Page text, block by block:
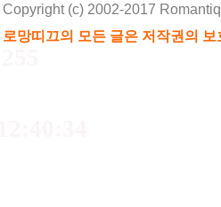
Copyright (c) 2002-2017
로망띠끄의 모든 글은 저작권의